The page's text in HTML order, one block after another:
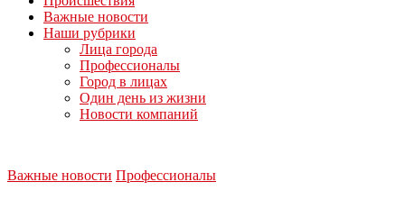
Важные новости
Наши рубрики
Лица города
Профессионалы
Город в лицах
Один день из жизни
Новости компаний
Важные новости Профессионалы